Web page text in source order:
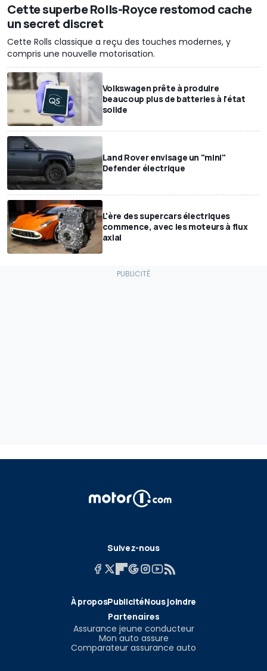
Cette superbe Rolls-Royce restomod cache
un secret discret
Cette Rolls classique a reçu des touches modernes, y
compris une nouvelle motorisation.
Volkswagen prête à produire
beaucoup plus de batteries à l'état
solide
Land Rover envisage un "mini"
Defender électrique
L'ère des supercars électriques
commence, avec les moteurs à flux
axial
Suivez-nous
À proposPublicitéNous joindre
Partenaires
Assurance jeune conducteur
Mon auto assure
Comparateur assurance auto